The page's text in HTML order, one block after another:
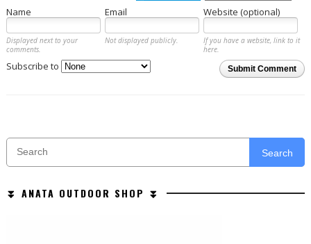
Name
Email Website (optional)
Displayed next to your
comments.
Not displayed publicly.
If you have a website, link to it
here.
Submit Comment
Subscribe to
Search
⏬ ANATA OUTDOOR SHOP ⏬